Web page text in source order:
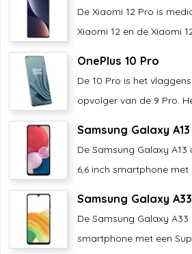
De Xiaomi 12 Pro is
Xiaomi 12 en de Xiaomi
OnePlus 10 Pro
De 10 Pro is het
opvolger van de 9 Pro.
Samsung Galaxy A13
De Samsung Galaxy
6,6 inch smartphone met
Samsung Galaxy A33
De Samsung Galaxy A33
smartphone met een